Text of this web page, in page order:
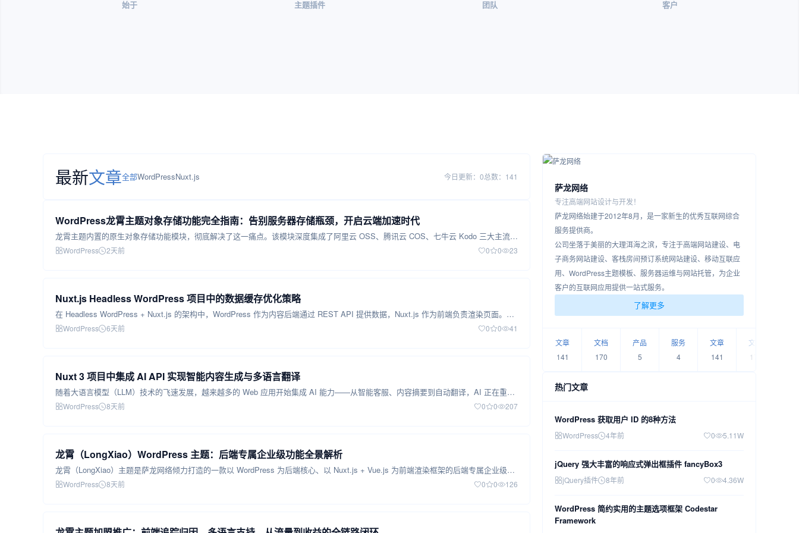
始于 主题插件 团队 客户
最新文章全部WordPressNuxt.js 今日更新：0总数：141
WordPress龙霄主题对象存储功能完全指南：告别服务器存储瓶颈，开启云端加速时代
龙霄主题内置的原生对象存储功能模块，彻底解决了这一痛点。该模块深度集成了阿里云 OSS、腾讯云 COS、七牛云 Kodo 三大主流云存储服务商，无需安装任何第三方插件即可实现媒体文件的云端存储与 CDN 加速分发。
WordPress 2天前 0 0 23
Nuxt.js Headless WordPress 项目中的数据缓存优化策略
在 Headless WordPress + Nuxt.js 的架构中，WordPress 作为内容后端通过 REST API 提供数据，Nuxt.js 作为前端负责渲染页面。这种分离带来了灵活性和可扩展性，但也引入了一个核心挑战：每次页面请求都可能触发多…
WordPress 6天前 0 0 41
Nuxt 3 项目中集成 AI API 实现智能内容生成与多语言翻译
随着大语言模型（LLM）技术的飞速发展，越来越多的 Web 应用开始集成 AI 能力——从智能客服、内容摘要到自动翻译，AI 正在重塑前端开发的工作方式。对于使用 Nuxt 3 构建全栈应用的开发者来说，如何在项目中安全、高效地调用 AI API 是一个值…
WordPress 8天前 0 0 207
龙霄（LongXiao）WordPress 主题：后端专属企业级功能全景解析
龙霄（LongXiao）主题是萨龙网络倾力打造的一款以 WordPress 为后端核心、以 Nuxt.js + Vue.js 为前端渲染框架的后端专属企业级主题。主题名称寓意"龙腾九霄"，象征其在网站性能、功能扩展性与安全防护上的全面飞跃。
WordPress 8天前 0 0 126
萨龙网络
专注高端网站设计与开发！
萨龙网络始建于2012年8月，是一家新生的优秀互联网综合
服务提供商。
公司坐落于美丽的大理洱海之滨，专注于高端网站建设、电
子商务网站建设、客栈房间预订系统网站建设、移动互联应
用、WordPress主题模板、服务器运维与网站托管，为企业
客户的互联网应用提供一站式服务。
了解更多
文章
141
文档
170
产品
5
服务
4
文章
141
文档
170
热门文章
WordPress 获取用户 ID 的8种方法
WordPress 4年前 0 5.11W
jQuery 强大丰富的响应式弹出框插件 fancyBox3
jQuery插件 8年前 0 4.36W
WordPress 简约实用的主题选项框架 Codestar
Framework